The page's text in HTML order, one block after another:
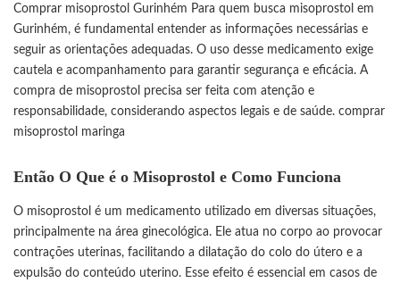
Comprar misoprostol Gurinhém Para quem busca misoprostol em
Gurinhém, é fundamental entender as informações necessárias e
seguir as orientações adequadas. O uso desse medicamento exige
cautela e acompanhamento para garantir segurança e eficácia. A
compra de misoprostol precisa ser feita com atenção e
responsabilidade, considerando aspectos legais e de saúde. comprar
misoprostol maringa
Então O Que é o Misoprostol e Como Funciona
O misoprostol é um medicamento utilizado em diversas situações,
principalmente na área ginecológica. Ele atua no corpo ao provocar
contrações uterinas, facilitando a dilatação do colo do útero e a
expulsão do conteúdo uterino. Esse efeito é essencial em casos de